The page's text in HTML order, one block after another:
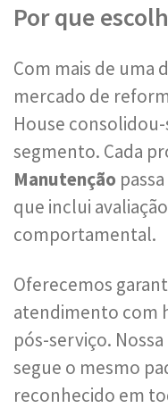
Por que
Com mais de uma
mercado de
House
segmento. Cada
Manutenção
que inclui
comportamental.
Oferecemos
atendimento com
pós-serviço.
segue o mesmo
reconhecido em